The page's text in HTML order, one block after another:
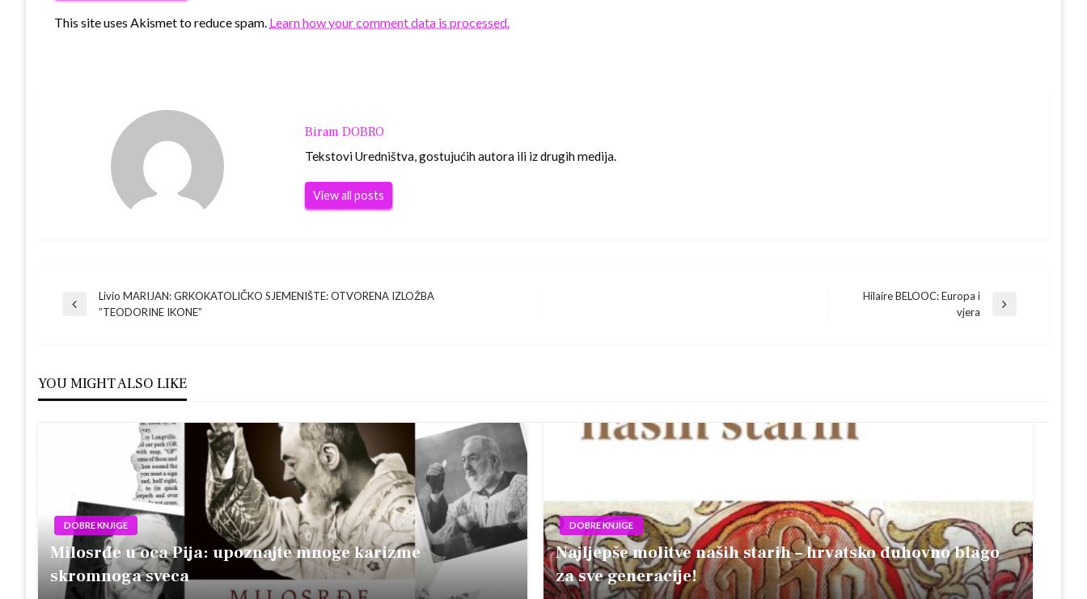
This site uses Akismet to reduce spam. Learn how your comment data is processed.
Biram DOBRO
Tekstovi Uredništva, gostujućih autora ili iz drugih medija.
View all posts
Navigacija
Previous
Livio MARIJAN: GRKOKATOLIČKO SJEMENIŠTE: OTVORENA IZLOŽBA
”TEODORINE IKONE”
Hilaire BELOOC: Europa i
vjera
YOU MIGHT ALSO LIKE
DOBRE KNJIGE
Milosrđe u oca Pija: upoznajte mnoge karizme
skromnoga sveca
DOBRE KNJIGE
Najljepše molitve naših starih – hrvatsko duhovno blago
za sve generacije!